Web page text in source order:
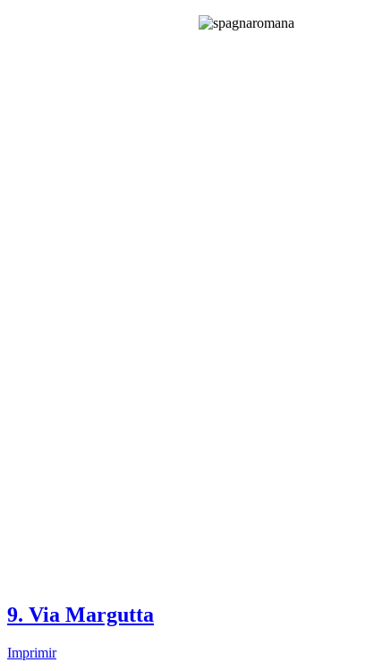
9. Via Margutta
Imprimir